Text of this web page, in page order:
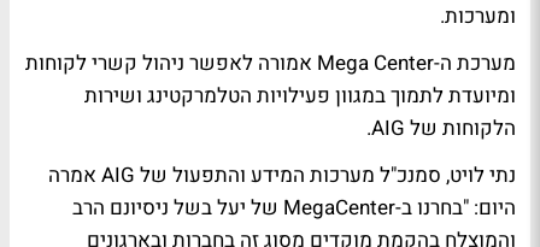
ומערכות.
מערכת ה-Mega Center אמורה לאפשר ניהול קשרי לקוחות
ומיועדת לתמוך במגוון פעילויות הטלמרקטינג ושירות
הלקוחות של AIG.
נתי לויט, סמנכ"ל מערכות המידע והתפעול של AIG אמרה
היום: "בחרנו ב-MegaCenter של יעל בשל ניסיונם הרב
והמוצלח בהקמת מוקדים מסוג זה בחברות ובארגונים